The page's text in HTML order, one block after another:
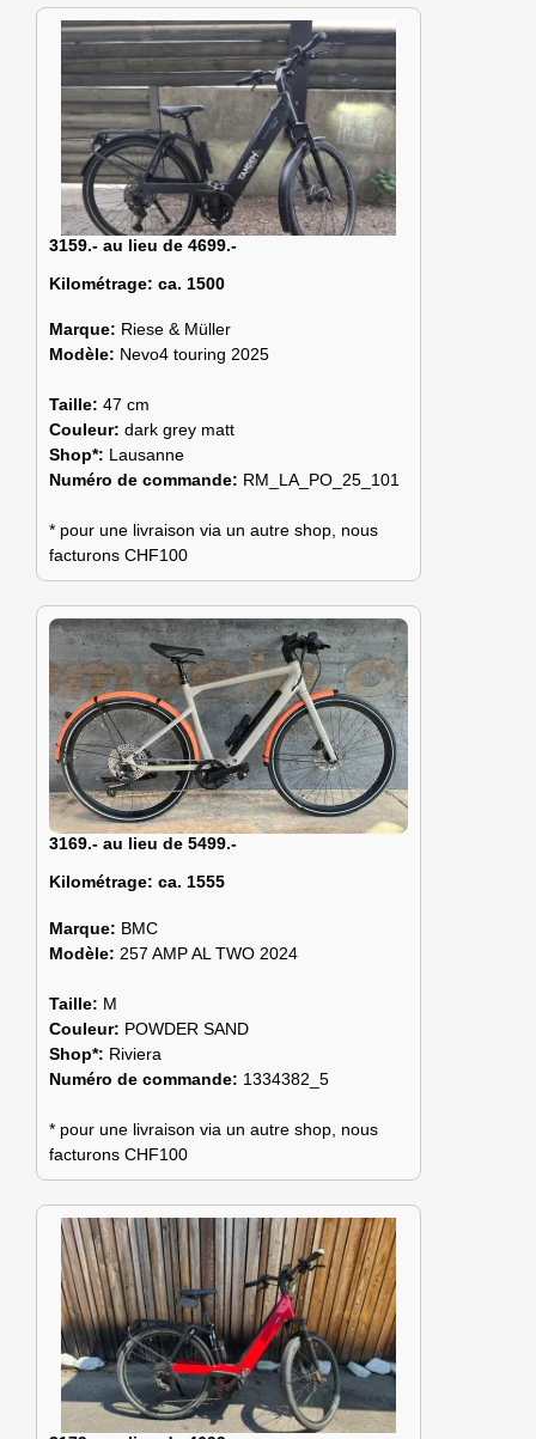
3159.- au lieu de 4699.-
Kilométrage: ca. 1500
Marque: Riese & Müller
Modèle: Nevo4 touring 2025
Taille: 47 cm
Couleur: dark grey matt
Shop*: Lausanne
Numéro de commande: RM_LA_PO_25_101
* pour une livraison via un autre shop, nous
facturons CHF100
3169.- au lieu de 5499.-
Kilométrage: ca. 1555
Marque: BMC
Modèle: 257 AMP AL TWO 2024
Taille: M
Couleur: POWDER SAND
Shop*: Riviera
Numéro de commande: 1334382_5
* pour une livraison via un autre shop, nous
facturons CHF100